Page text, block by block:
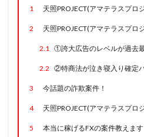
1 天照PROJECT(アマテラスプロ
2 天照PROJECT(アマテラスプロ
2.1 ①誇大広告のレベルが過去
2.2 ②特商法が泣き寝入り確定
3 今話題の詐欺案件！
4 天照PROJECT(アマテラスプロ
5 本当に稼げるFXの案件教えます